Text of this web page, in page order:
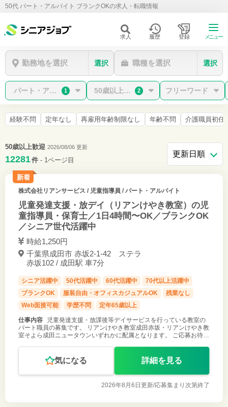
50代 パート・アルバイト ブランクOKの求人・転職情報
求人 履歴 登録 メニュー
勤務地を選択 選択 職種を選択 選択
パート・アルバイト
1 50歳以上歓迎/ブランクOK
2 フリーワード
経験不問 定年なし 再雇用年齢制限なし 年齢不問 介護職員初任
50歳以上歓迎 2026/08/06 更新
12281件 - 1ページ目
新着
株式会社リアンサービス / 児童指導員 / パート・アルバイト
児童発達支援・放デイ（リアンけやき教室）の児
童指導員・保育士／1日4時間〜OK／ブランクOK
／シニア世代活躍中
時給1,250円
千葉県成田市 赤坂2-1-42 ステラ
赤坂102 / 成田駅 車7分
シニア活躍中 50代活躍中 60代活躍中
70代以上活躍中
ブランクOK
服装自由・オフィスカジュアルOK
残業なし
Web面接可能
学歴不問 定年65歳以上
仕事内容
児童発達支援・放課後等デイサービスを行っている教室の
パート職員の募集です。 リアンけやき教室成田赤坂・リアンけやき教
室そよら成田ニュータウンいずれかに配属となります。 ご応募お待ち
気になる 詳細を見る
2026年8月6日更新/応募集まり次第終了